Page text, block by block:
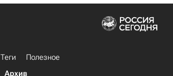
Теги
Полезное
Архив